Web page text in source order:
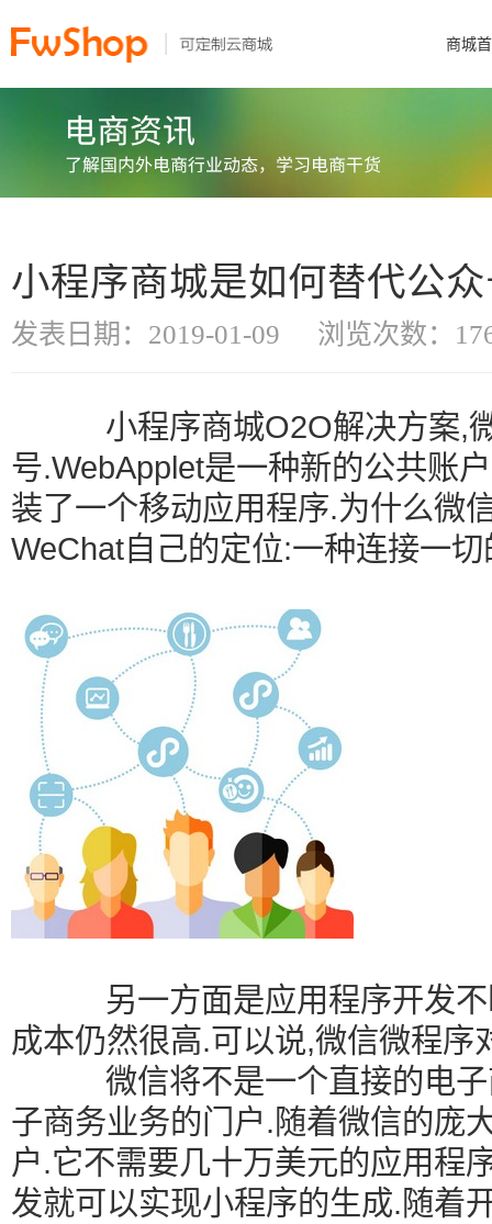
商城
小程序商城是如何替代公
发表日期：2019-01-09 浏览次数：
小程序商城O2O解决方案,
号.WebApplet是一种新的公共账
装了一个移动应用程序.为什么微
WeChat自己的定位:一种连接一
另一方面是应用程序开发不
成本仍然很高.可以说,微信微程序
微信将不是一个直接的电子
子商务业务的门户.随着微信的庞
户.它不需要几十万美元的应用程
发就可以实现小程序的生成.随着